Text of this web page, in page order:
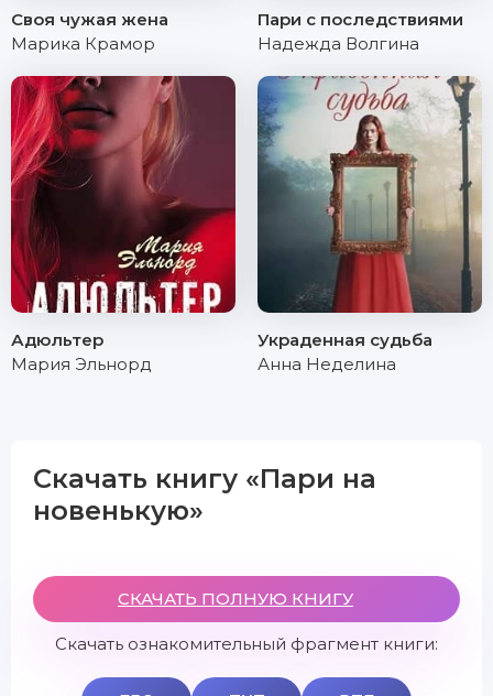
Своя чужая жена
Марика Крамор
Пари с последствиями
Надежда Волгина
Адюльтер
Мария Эльнорд
Украденная судьба
Анна Неделина
Скачать книгу «Пари на
новенькую»
СКАЧАТЬ ПОЛНУЮ КНИГУ
Скачать ознакомительный фрагмент книги: